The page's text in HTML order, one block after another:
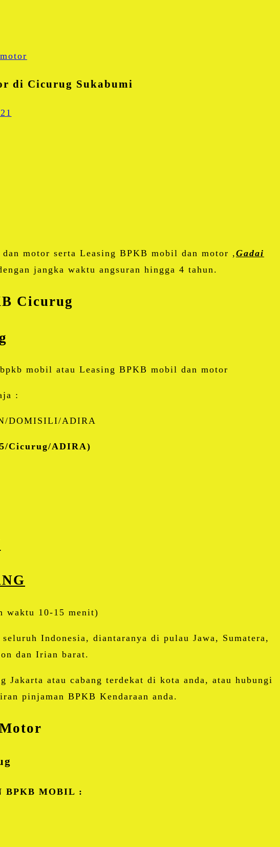
di Cicurug Sukabumi
motor serta Leasing BPKB mobil dan motor , Gadai
jangka waktu angsuran hingga 4 tahun.
Cicurug
mobil atau Leasing BPKB mobil dan motor
:
DOMISILI/ADIRA
Cicurug/ADIRA)
waktu 10-15 menit)
Indonesia, diantaranya di pulau Jawa, Sumatera,
dan Irian barat.
atau cabang terdekat di kota anda, atau hubungi
pinjaman BPKB Kendaraan anda.
BPKB MOBIL :